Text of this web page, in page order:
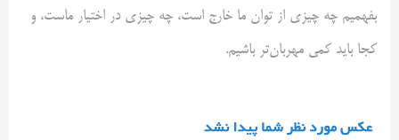
بفهمیم چه چیزی از توان ما خارج است، چه چیزی در اختیار ماست، و
کجا باید کمی مهربان‌تر باشیم.